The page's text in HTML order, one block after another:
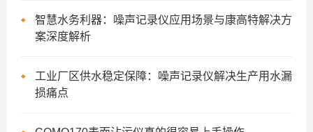
智慧水务利器：噪声记录仪应用场景与康高特解决方
案深度解析
工业厂区供水稳定保障：噪声记录仪解决生产用水漏
损痛点